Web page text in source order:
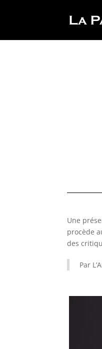
Une
procède
des
Par